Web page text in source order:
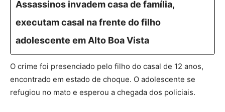
Assassinos invadem casa de família,
executam casal na frente do filho
adolescente em Alto Boa Vista
O crime foi presenciado pelo filho do casal de 12 anos,
encontrado em estado de choque. O adolescente se
refugiou no mato e esperou a chegada dos policiais.